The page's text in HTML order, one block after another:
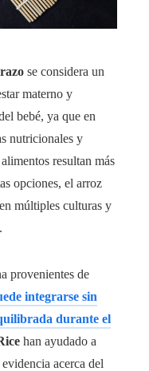
se considera un
materno y
bebé, ya que en
nutricionales y
resultan más
opciones, el arroz
múltiples culturas y
provenientes de
integrarse sin
durante el
han ayudado a
acerca del